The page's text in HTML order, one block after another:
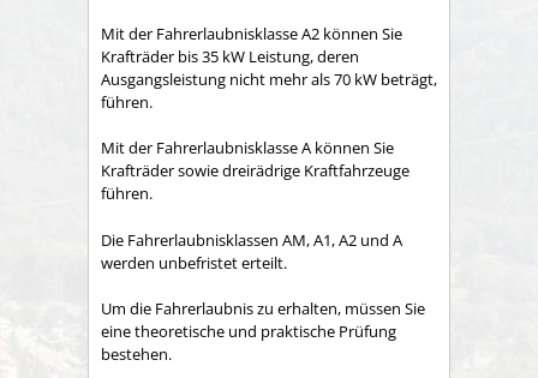
Mit der Fahrerlaubnisklasse A2 können Sie
Krafträder bis 35 kW Leistung, deren
Ausgangsleistung nicht mehr als 70 kW beträgt,
führen.
Mit der Fahrerlaubnisklasse A können Sie
Krafträder sowie dreirädrige Kraftfahrzeuge
führen.
Die Fahrerlaubnisklassen AM, A1, A2 und A
werden unbefristet erteilt.
Um die Fahrerlaubnis zu erhalten, müssen Sie
eine theoretische und praktische Prüfung
bestehen.